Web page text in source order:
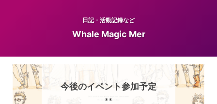
日記・活動記録など
Whale Magic Mer
今後のイベント参加予定
**